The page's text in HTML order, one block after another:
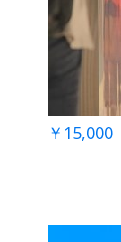
￥15,000